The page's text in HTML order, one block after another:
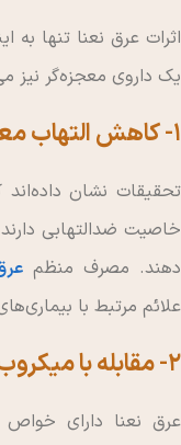
اثرات عرق نعنا تنها به
یک داروی معجزه‌گر نیز
1- کاهش التهاب معده
تحقیقات نشان داده‌اند
خاصیت ضدالتهابی
دهند. مصرف منظم
علائم مرتبط با
2- مقابله با میکروب‌ها و باکتری‌ها
عرق نعنا دارای